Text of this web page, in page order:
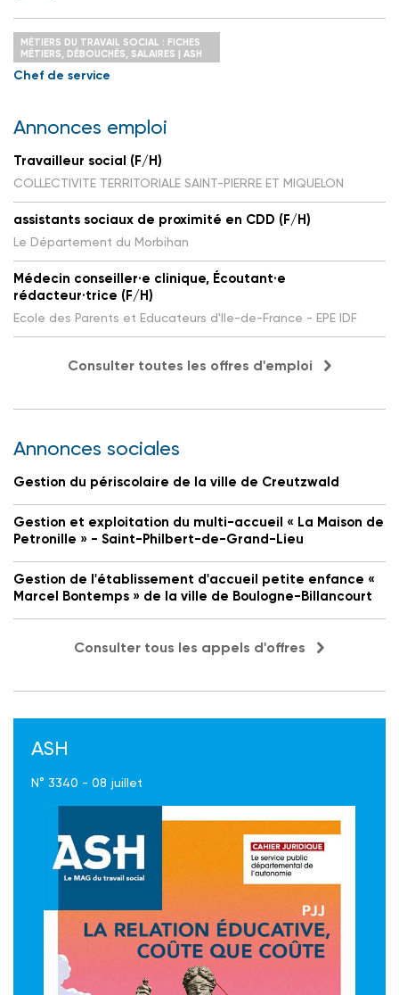
MÉTIERS DU TRAVAIL SOCIAL : FICHES
MÉTIERS, DÉBOUCHÉS, SALAIRES | ASH
Chef de service
Annonces emploi
Travailleur social (F/H)
COLLECTIVITE TERRITORIALE SAINT-PIERRE ET MIQUELON
assistants sociaux de proximité en CDD (F/H)
Le Département du Morbihan
Médecin conseiller·e clinique, Écoutant·e
rédacteur·trice (F/H)
Ecole des Parents et Educateurs d'Ile-de-France - EPE IDF
Consulter toutes les offres d'emploi
Annonces sociales
Gestion du périscolaire de la ville de Creutzwald
Gestion et exploitation du multi-accueil « La Maison de
Petronille » - Saint-Philbert-de-Grand-Lieu
Gestion de l'établissement d'accueil petite enfance «
Marcel Bontemps » de la ville de Boulogne-Billancourt
Consulter tous les appels d'offres
ASH
N° 3340 - 08 juillet